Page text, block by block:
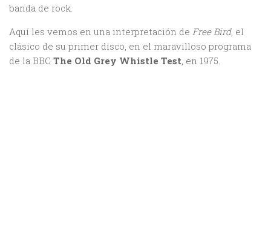
banda de rock.
Aquí les vemos en una interpretación de Free Bird, el
clásico de su primer disco, en el maravilloso programa
de la BBC The Old Grey Whistle Test, en 1975.